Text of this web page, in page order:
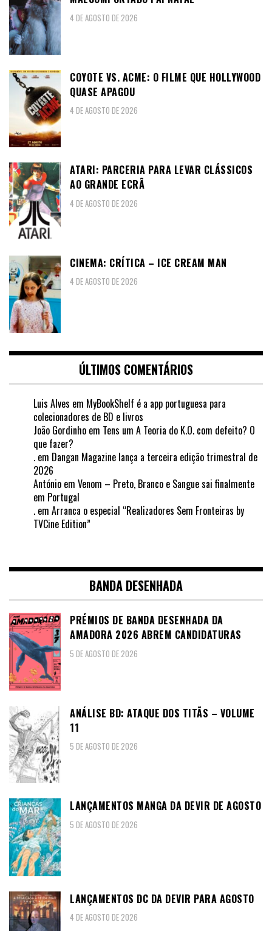
4 DE AGOSTO DE 2026
COYOTE VS. ACME: O FILME QUE HOLLYWOOD
QUASE APAGOU
4 DE AGOSTO DE 2026
ATARI: PARCERIA PARA LEVAR CLÁSSICOS
AO GRANDE ECRÃ
4 DE AGOSTO DE 2026
CINEMA: CRÍTICA – ICE CREAM MAN
4 DE AGOSTO DE 2026
ÚLTIMOS COMENTÁRIOS
Luis Alves em MyBookShelf é a app portuguesa para
colecionadores de BD e livros
João Gordinho em Tens um A Teoria do K.O. com defeito? O
que fazer?
. em Dangan Magazine lança a terceira edição trimestral de
2026
António em Venom – Preto, Branco e Sangue sai finalmente
em Portugal
. em Arranca o especial “Realizadores Sem Fronteiras by
TVCine Edition”
BANDA DESENHADA
PRÉMIOS DE BANDA DESENHADA DA
AMADORA 2026 ABREM CANDIDATURAS
5 DE AGOSTO DE 2026
ANÁLISE BD: ATAQUE DOS TITÃS – VOLUME
11
5 DE AGOSTO DE 2026
LANÇAMENTOS MANGA DA DEVIR DE AGOSTO
5 DE AGOSTO DE 2026
LANÇAMENTOS DC DA DEVIR PARA AGOSTO
4 DE AGOSTO DE 2026